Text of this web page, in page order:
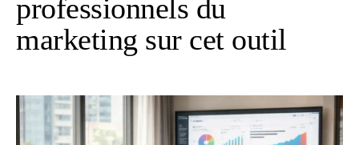
professionnels du
marketing sur cet outil